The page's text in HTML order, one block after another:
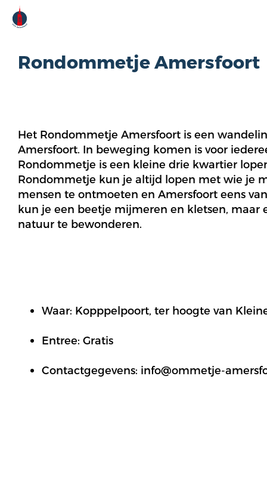
Rondommetje Amersfoort
Het Rondommetje Amersfoort is een
Amersfoort. In beweging komen is voor
Rondommetje is een kleine drie kwartier
Rondommetje kun je altijd lopen met wie je
mensen te ontmoeten en Amersfoort eens
kun je een beetje mijmeren en kletsen, maar
natuur te bewonderen.
Waar: Kopppelpoort, ter hoogte van
Entree: Gratis
Contactgegevens: info@ommetje-